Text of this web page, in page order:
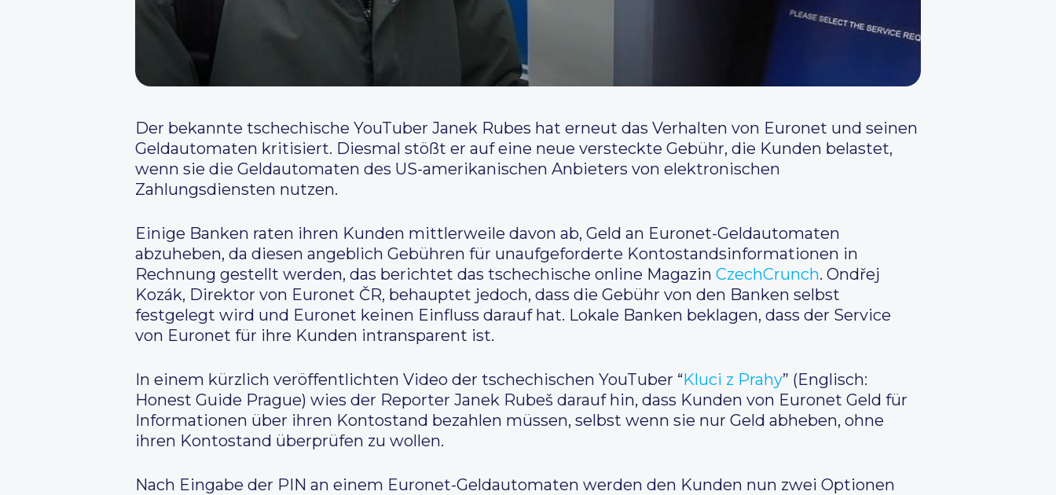
Der bekannte tschechische YouTuber Janek Rubes hat erneut das Verhalten von Euronet und seinen
Geldautomaten kritisiert. Diesmal stößt er auf eine neue versteckte Gebühr, die Kunden belastet,
wenn sie die Geldautomaten des US-amerikanischen Anbieters von elektronischen
Zahlungsdiensten nutzen.
Einige Banken raten ihren Kunden mittlerweile davon ab, Geld an Euronet-Geldautomaten
abzuheben, da diesen angeblich Gebühren für unaufgeforderte Kontostandsinformationen in
Rechnung gestellt werden, das berichtet das tschechische online Magazin CzechCrunch. Ondřej
Kozák, Direktor von Euronet ČR, behauptet jedoch, dass die Gebühr von den Banken selbst
festgelegt wird und Euronet keinen Einfluss darauf hat. Lokale Banken beklagen, dass der Service
von Euronet für ihre Kunden intransparent ist.
In einem kürzlich veröffentlichten Video der tschechischen YouTuber “Kluci z Prahy” (Englisch:
Honest Guide Prague) wies der Reporter Janek Rubeš darauf hin, dass Kunden von Euronet Geld für
Informationen über ihren Kontostand bezahlen müssen, selbst wenn sie nur Geld abheben, ohne
ihren Kontostand überprüfen zu wollen.
Nach Eingabe der PIN an einem Euronet-Geldautomaten werden den Kunden nun zwei Optionen